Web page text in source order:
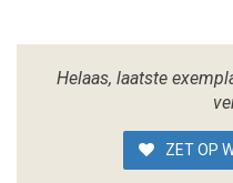
Helaas, laatste
ZET OP